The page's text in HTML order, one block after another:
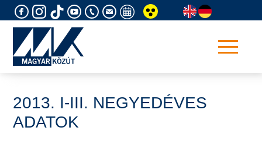
to
2013. I-III. NEGYEDÉVES
ADATOK